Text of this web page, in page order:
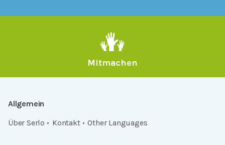
Mitmachen
Allgemein
Über Serlo
Kontakt Other Languages